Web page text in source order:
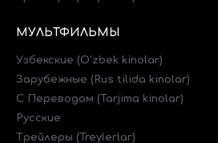
МУЛЬТФИЛЬМЫ
Узбекские (O'zbek kinolar)
Зарубежные (Rus tilida kinolar)
C Переводом (Tarjima kinolar)
Русские
Трейлеры (Treylerlar)